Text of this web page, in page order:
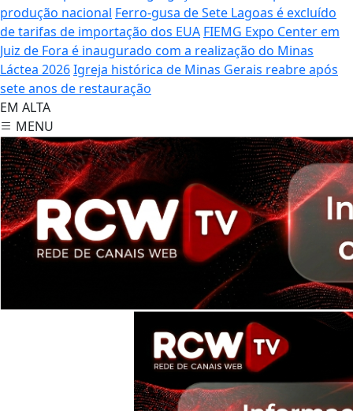
produção nacional Ferro-gusa de Sete Lagoas é excluído
de tarifas de importação dos EUA FIEMG Expo Center em
Juiz de Fora é inaugurado com a realização do Minas
Láctea 2026Igreja histórica de Minas Gerais reabre após
sete anos de restauração
EM ALTA
MENU